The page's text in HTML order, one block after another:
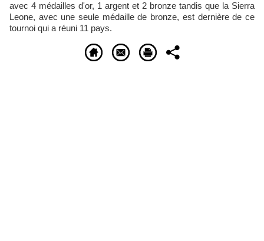
avec 4 médailles d'or, 1 argent et 2 bronze tandis que la Sierra
Leone, avec une seule médaille de bronze, est dernière de ce
tournoi qui a réuni 11 pays.